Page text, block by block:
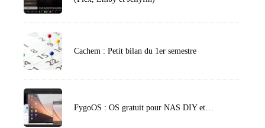
Cachem : Petit bilan du 1er semestre
FygoOS : OS gratuit pour NAS DIY et…